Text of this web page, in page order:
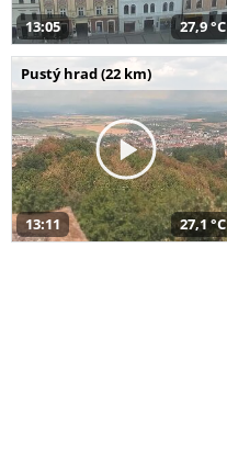
13:05 27,9 °C
Pustý hrad (22 km)
13:11 27,1 °C